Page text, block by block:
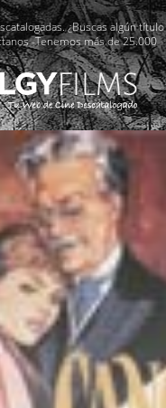
¿Buscas algún título
-Tenemos más de 25.000